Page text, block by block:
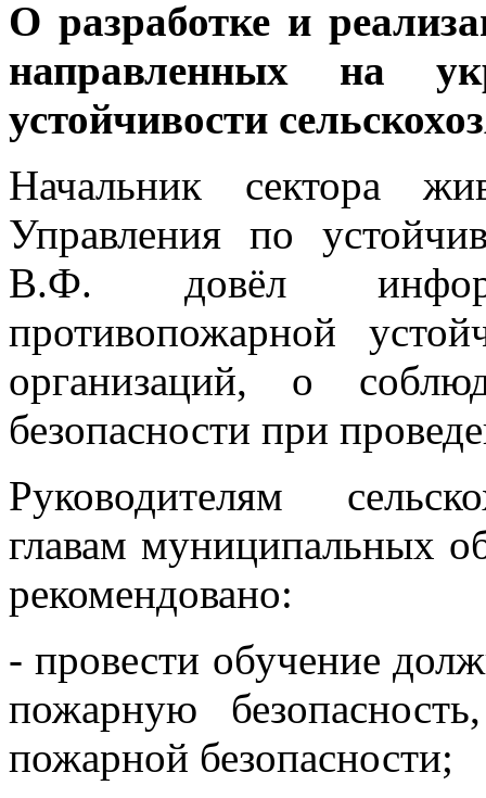
О разработке и
направленных на
устойчивости
Начальник сектора
Управления по
В.Ф. довёл
противопожарной
организаций, о
безопасности при
Руководителям
главам муниципальных
рекомендовано:
- провести обучение
пожарную
пожарной безопасности;